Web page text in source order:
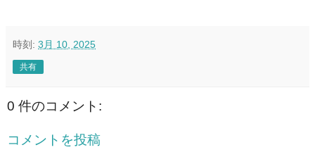
時刻: 3月 10, 2025
共有
0 件のコメント:
コメントを投稿